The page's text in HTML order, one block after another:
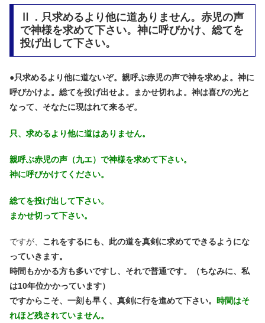
Ⅱ．只求めるより他に道ありません。赤児の声
で神様を求めて下さい。神に呼びかけ、総てを
投げ出して下さい。
●只求めるより他に道ないぞ。親呼ぶ赤児の声で神を求めよ。神に
呼びかけよ。総てを投げ出せよ。まかせ切れよ。神は喜びの光と
なって、そなたに現はれて来るぞ。
只、求めるより他に道はありません。
親呼ぶ赤児の声（九エ）で神様を求めて下さい。
神に呼びかけてください。
総てを投げ出して下さい。
まかせ切って下さい。
ですが、 これをするにも、此の道を真剣に求めてできるようにな
っていきます。
時間もかかる方も多いですし、それで普通です。（ちなみに、私
は10年位かかっています）
ですからこそ、一刻も早く、真剣に行を進めて下さい。 時間はそ
れほど残されていません。